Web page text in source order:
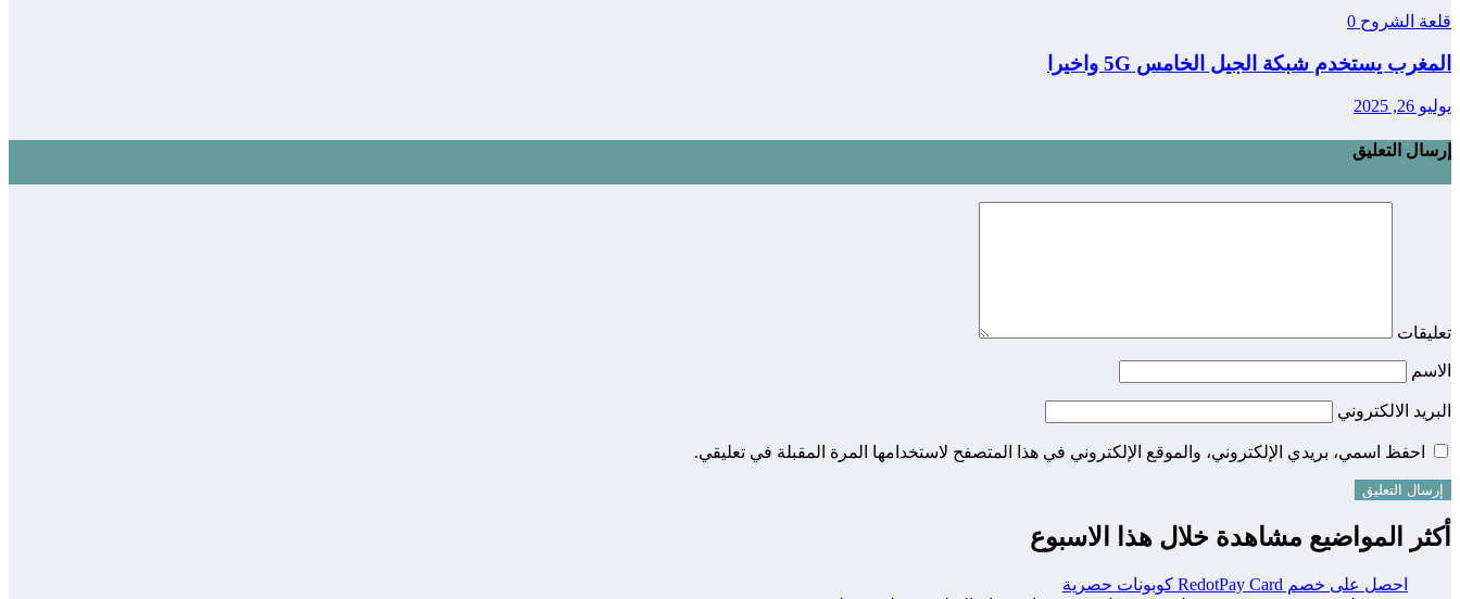
قلعة الشروح 0
المغرب يستخدم شبكة الجيل الخامس 5G واخيرا
يوليو 26, 2025
إرسال التعليق
تعليقات
الاسم
البريد الالكتروني
احفظ اسمي، بريدي الإلكتروني، والموقع الإلكتروني في هذا المتصفح لاستخدامها المرة المقبلة في تعليقي.
أكثر المواضيع مشاهدة خلال هذا الاسبوع
احصل على خصم RedotPay Card كوبونات حصرية